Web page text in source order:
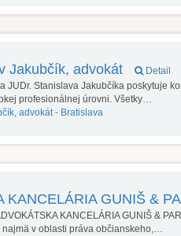
Jakubčík, advokát
Detail
JUDr. Stanislava Jakubčíka poskytuje
profesionálnej úrovni. Všetky…
advokát - Bratislava
KANCELÁRIA GUNIŠ &
KANCELÁRIA GUNIŠ &
najmä v oblasti práva občianskeho,…